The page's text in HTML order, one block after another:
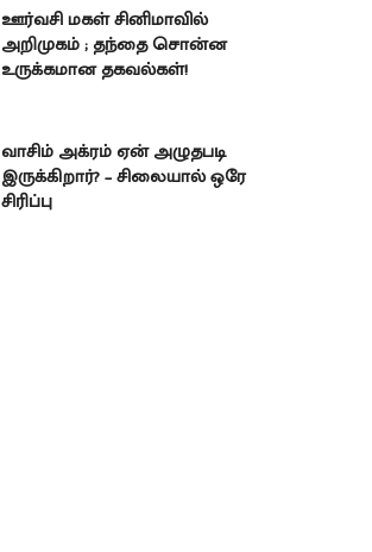
ஊர்வசி மகள் சினிமாவில்
அறிமுகம் ; தந்தை சொன்ன
உருக்கமான தகவல்கள்!
வாசிம் அக்ரம் ஏன் அழுதபடி
இருக்கிறார்? – சிலையால் ஒரே
சிரிப்பு